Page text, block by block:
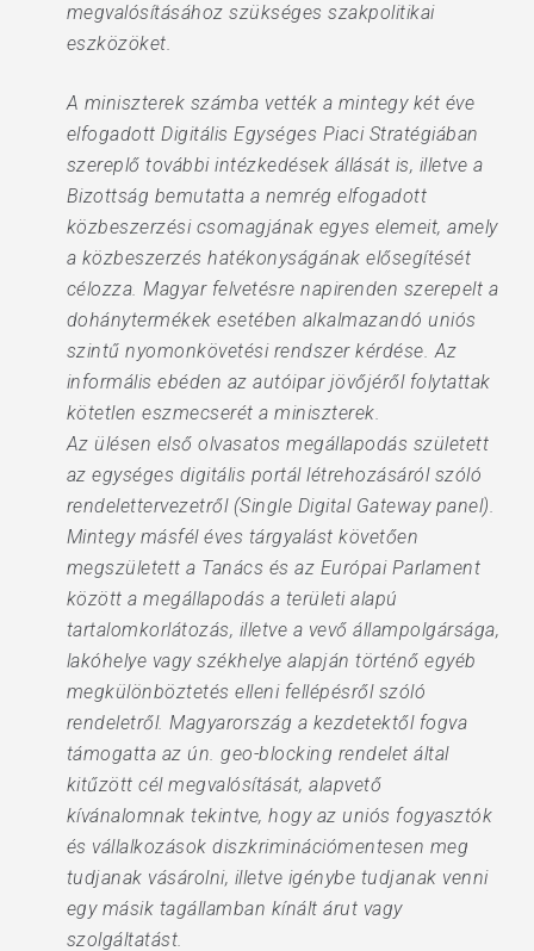
megvalósításához szükséges szakpolitikai
eszközöket.
A miniszterek számba vették a mintegy két éve
elfogadott Digitális Egységes Piaci Stratégiában
szereplő további intézkedések állását is, illetve a
Bizottság bemutatta a nemrég elfogadott
közbeszerzési csomagjának egyes elemeit, amely
a közbeszerzés hatékonyságának elősegítését
célozza. Magyar felvetésre napirenden szerepelt a
dohánytermékek esetében alkalmazandó uniós
szintű nyomonkövetési rendszer kérdése. Az
informális ebéden az autóipar jövőjéről folytattak
kötetlen eszmecserét a miniszterek.
Az ülésen első olvasatos megállapodás született
az egységes digitális portál létrehozásáról szóló
rendelettervezetről (Single Digital Gateway panel).
Mintegy másfél éves tárgyalást követően
megszületett a Tanács és az Európai Parlament
között a megállapodás a területi alapú
tartalomkorlátozás, illetve a vevő állampolgársága,
lakóhelye vagy székhelye alapján történő egyéb
megkülönböztetés elleni fellépésről szóló
rendeletről. Magyarország a kezdetektől fogva
támogatta az ún. geo-blocking rendelet által
kitűzött cél megvalósítását, alapvető
kívánalomnak tekintve, hogy az uniós fogyasztók
és vállalkozások diszkriminációmentesen meg
tudjanak vásárolni, illetve igénybe tudjanak venni
egy másik tagállamban kínált árut vagy
szolgáltatást.